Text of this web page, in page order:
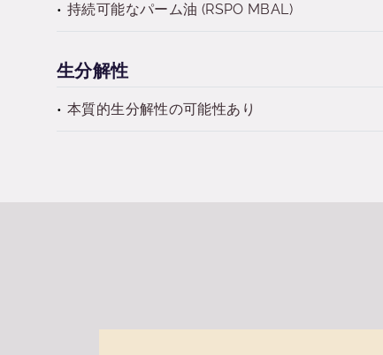
持続可能なパーム油 (RSPO MBAL)
生分解性
本質的生分解性の可能性あり